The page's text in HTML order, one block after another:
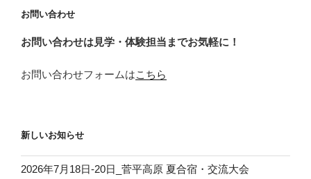
ペ
ジ
送
ジ
お問い合わせ
お問い合わせは見学・体験担当までお気軽に！
お問い合わせフォームはこちら
新しいお知らせ
2026年7月18日‐20日_菅平高原 夏合宿・交流大会